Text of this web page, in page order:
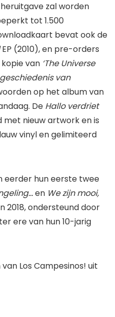
zal worden
tot 1.500
bevat ook de
EP (2010), en pre-orders
van ‘The Universe
van
op het album van
De Hallo verdriet
nieuw artwork en is
vinyl en gelimiteerd
eerder hun eerste twee
en We zijn mooi,
2018, ondersteund door
ere van hun 10-jarig
Los Campesinos! uit